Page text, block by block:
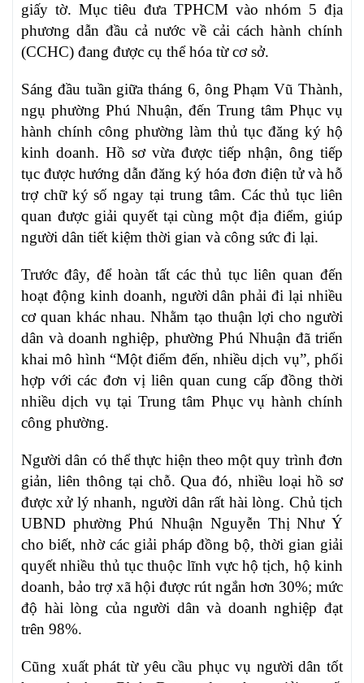
giấy tờ. Mục tiêu đưa TPHCM vào nhóm 5 địa
phương dẫn đầu cả nước về cải cách hành chính
(CCHC) đang được cụ thể hóa từ cơ sở.
Sáng đầu tuần giữa tháng 6, ông Phạm Vũ Thành,
ngụ phường Phú Nhuận, đến Trung tâm Phục vụ
hành chính công phường làm thủ tục đăng ký hộ
kinh doanh. Hồ sơ vừa được tiếp nhận, ông tiếp
tục được hướng dẫn đăng ký hóa đơn điện tử và hỗ
trợ chữ ký số ngay tại trung tâm. Các thủ tục liên
quan được giải quyết tại cùng một địa điểm, giúp
người dân tiết kiệm thời gian và công sức đi lại.
Trước đây, để hoàn tất các thủ tục liên quan đến
hoạt động kinh doanh, người dân phải đi lại nhiều
cơ quan khác nhau. Nhằm tạo thuận lợi cho người
dân và doanh nghiệp, phường Phú Nhuận đã triển
khai mô hình “Một điểm đến, nhiều dịch vụ”, phối
hợp với các đơn vị liên quan cung cấp đồng thời
nhiều dịch vụ tại Trung tâm Phục vụ hành chính
công phường.
Người dân có thể thực hiện theo một quy trình đơn
giản, liên thông tại chỗ. Qua đó, nhiều loại hồ sơ
được xử lý nhanh, người dân rất hài lòng. Chủ tịch
UBND phường Phú Nhuận Nguyễn Thị Như Ý
cho biết, nhờ các giải pháp đồng bộ, thời gian giải
quyết nhiều thủ tục thuộc lĩnh vực hộ tịch, hộ kinh
doanh, bảo trợ xã hội được rút ngắn hơn 30%; mức
độ hài lòng của người dân và doanh nghiệp đạt
trên 98%.
Cũng xuất phát từ yêu cầu phục vụ người dân tốt